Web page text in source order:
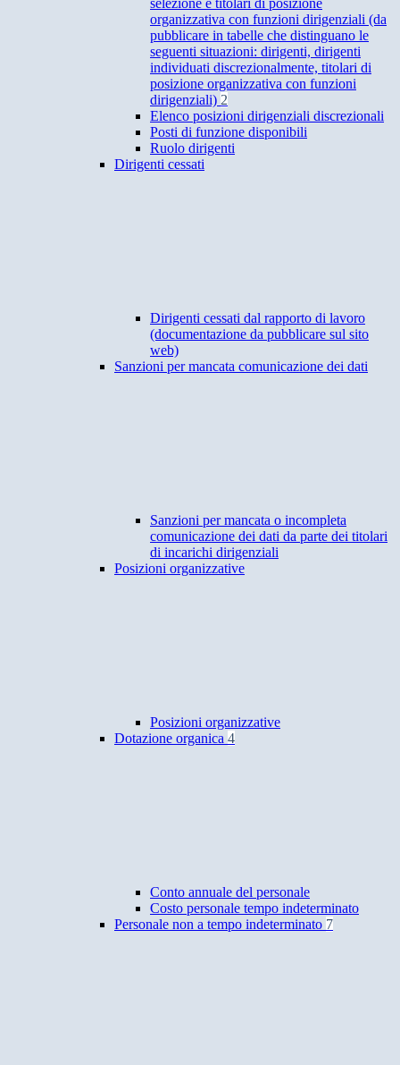
selezione e titolari di posizione
organizzativa con funzioni dirigenziali (da
pubblicare in tabelle che distinguano le
seguenti situazioni: dirigenti, dirigenti
individuati discrezionalmente, titolari di
posizione organizzativa con funzioni
dirigenziali) 2
Elenco posizioni dirigenziali discrezionali
Posti di funzione disponibili
Ruolo dirigenti
Dirigenti cessati
Dirigenti cessati dal rapporto di lavoro
(documentazione da pubblicare sul sito
web)
Sanzioni per mancata comunicazione dei dati
Sanzioni per mancata o incompleta
comunicazione dei dati da parte dei titolari
di incarichi dirigenziali
Posizioni organizzative
Posizioni organizzative
Dotazione organica 4
Conto annuale del personale
Costo personale tempo indeterminato
Personale non a tempo indeterminato 7